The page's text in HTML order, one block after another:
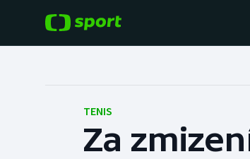
Hokej
TENIS
Za